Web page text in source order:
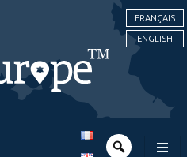
FRANÇAIS
ENGLISH